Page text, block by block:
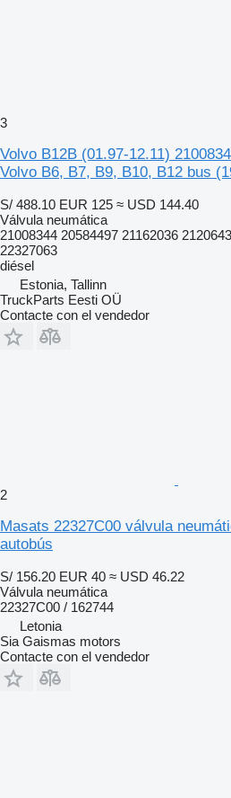
3
Volvo B12B (01.97-12.11)
Volvo B6, B7, B9, B10, B12 bus
S/ 488.10 EUR 125 ≈ USD 144.40
Válvula neumática
21008344 20584497 21162036
22327063
diésel
Estonia, Tallinn
TruckParts Eesti OÜ
Contacte con el vendedor
2
Masats 22327C00 válvula
autobús
S/ 156.20 EUR 40 ≈ USD 46.22
Válvula neumática
22327C00 / 162744
Letonia
Sia Gaismas motors
Contacte con el vendedor